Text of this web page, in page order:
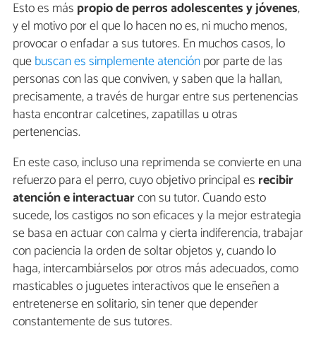
Esto es más propio de perros adolescentes y jóvenes,
y el motivo por el que lo hacen no es, ni mucho menos,
provocar o enfadar a sus tutores. En muchos casos, lo
quebuscan es simplemente atenciónpor parte de las
personas con las que conviven, y saben que la hallan,
precisamente, a través de hurgar entre sus pertenencias
hasta encontrar calcetines, zapatillas u otras
pertenencias.
En este caso, incluso una reprimenda se convierte en una
refuerzo para el perro, cuyo objetivo principal es recibir
atención e interactuarcon su tutor. Cuando esto
sucede, los castigos no son eficaces y la mejor estrategia
se basa en actuar con calma y cierta indiferencia, trabajar
con paciencia la orden de soltar objetos y, cuando lo
haga, intercambiárselos por otros más adecuados, como
masticables o juguetes interactivos que le enseñen a
entretenerse en solitario, sin tener que depender
constantemente de sus tutores.